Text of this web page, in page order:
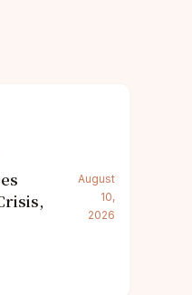
August
10,
2026